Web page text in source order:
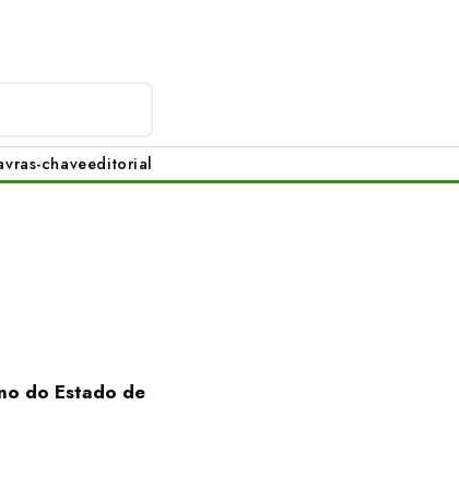
chaveeditorial
do Estado de